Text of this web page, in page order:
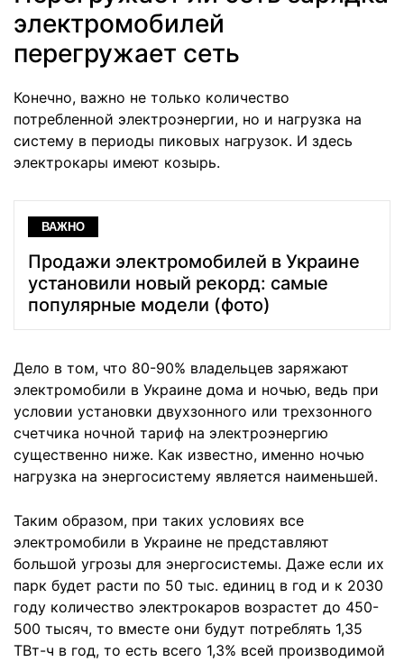
электромобилей
перегружает сеть
Конечно, важно не только количество
потребленной электроэнергии, но и нагрузка на
систему в периоды пиковых нагрузок. И здесь
электрокары имеют козырь.
ВАЖНО
Продажи электромобилей в Украине
установили новый рекорд: самые
популярные модели (фото)
Дело в том, что 80-90% владельцев заряжают
электромобили в Украине дома и ночью, ведь при
условии установки двухзонного или трехзонного
счетчика ночной тариф на электроэнергию
существенно ниже. Как известно, именно ночью
нагрузка на энергосистему является наименьшей.
Таким образом, при таких условиях все
электромобили в Украине не представляют
большой угрозы для энергосистемы. Даже если их
парк будет расти по 50 тыс. единиц в год и к 2030
году количество электрокаров возрастет до 450-
500 тысяч, то вместе они будут потреблять 1,35
ТВт-ч в год, то есть всего 1,3% всей производимой